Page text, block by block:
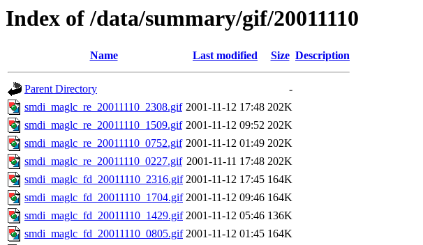
Index of /data/summary/gif/20011110
Name Last modified Size Description
Parent Directory
-
smdi_maglc_re_20011110_2308.gif 2001-11-12 17:48 202K
smdi_maglc_re_20011110_1509.gif 2001-11-12 09:52 202K
smdi_maglc_re_20011110_0752.gif 2001-11-12 01:49 202K
smdi_maglc_re_20011110_0227.gif 2001-11-11 17:48 202K
smdi_maglc_fd_20011110_2316.gif 2001-11-12 17:45 164K
smdi_maglc_fd_20011110_1704.gif 2001-11-12 09:46 164K
smdi_maglc_fd_20011110_1429.gif 2001-11-12 05:46 136K
smdi_maglc_fd_20011110_0805.gif 2001-11-12 01:45 164K